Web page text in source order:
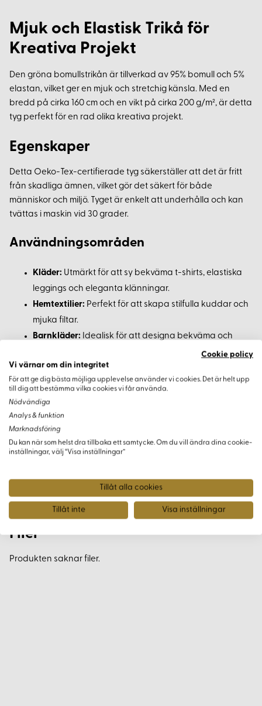
Mjuk och Elastisk Trikå för
Kreativa Projekt
Den gröna bomullstrikån är tillverkad av 95% bomull och 5%
elastan, vilket ger en mjuk och stretchig känsla. Med en
bredd på cirka 160 cm och en vikt på cirka 200 g/m², är detta
tyg perfekt för en rad olika kreativa projekt.
Egenskaper
Detta Oeko-Tex-certifierade tyg säkerställer att det är fritt
från skadliga ämnen, vilket gör det säkert för både
människor och miljö. Tyget är enkelt att underhålla och kan
tvättas i maskin vid 30 grader.
Användningsområden
Kläder: Utmärkt för att sy bekväma t-shirts, elastiska
leggings och eleganta klänningar.
Hemtextilier: Perfekt för att skapa stilfulla kuddar och
mjuka filtar.
Barnkläder: Idealisk för att designa bekväma och
Köpvillkor
Minsta köpmängd är 0,5 meter, vilket ger flexibilitet för både
små och stora projekt.
Varianter
Produkten saknar varianter.
Filer
Produkten saknar filer.
Cookie policy
Vi värnar om din integritet
För att ge dig bästa möjliga upplevelse använder vi cookies. Det är helt upp
till dig att bestämma vilka cookies vi får använda.
Nödvändiga
Analys & funktion
Marknadsföring
Du kan när som helst dra tillbaka ett samtycke. Om du vill ändra dina cookie-
inställningar, välj “Visa inställningar”
Tillåt alla cookies
Tillåt inte Visa inställningar